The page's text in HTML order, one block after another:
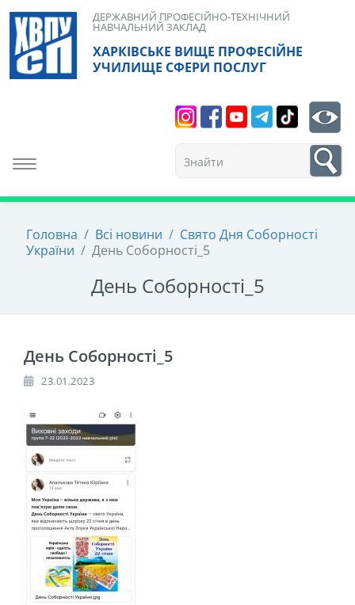
Skip
content
ХАРКІВСЬКЕ ВИЩЕ ПРОФЕСІЙНЕ
УЧИЛИЩЕ СФЕРИ ПОСЛУГ
ДЕРЖАВНИЙ ПРОФЕСІЙНО-ТЕХНІЧНИЙ
НАВЧАЛЬНИЙ ЗАКЛАД
Toggle navigation
1
Головна / Всі новини / Свято Дня Соборності
України / День Соборності_5
День Соборності_5
День Соборності_5
23.01.2023